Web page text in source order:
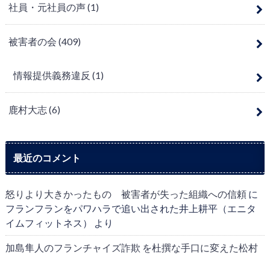
社員・元社員の声(1)
被害者の会 (409)
情報提供義務違反 (1)
鹿村大志(6)
最近のコメント
怒りより大きかったもの 被害者が失った組織への信頼に
フランフランをパワハラで追い出された井上耕平（エニタ
イムフィットネス）
より
加島隼人のフランチャイズ詐欺 を杜撰な手口に変えた松村